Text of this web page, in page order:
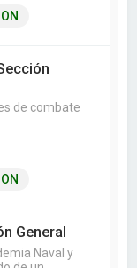
de combate
General
Naval y